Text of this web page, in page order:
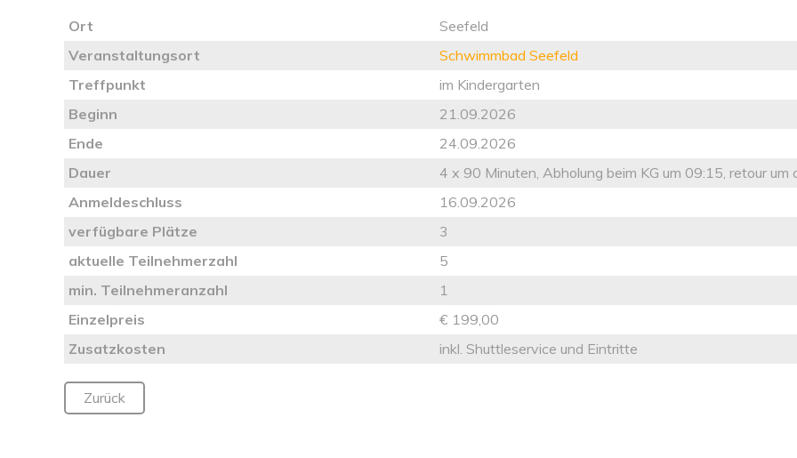
Ort
Seefeld
Veranstaltungsort
Schwimmbad Seefeld
Treffpunkt
im Kindergarten
Beginn
21.09.2026
Ende
24.09.2026
Dauer
4 x 90 Minuten, Abholung beim KG um 09:15, retour um
Anmeldeschluss
16.09.2026
verfügbare Plätze
3
aktuelle Teilnehmerzahl
5
min. Teilnehmeranzahl
1
Einzelpreis
€ 199,00
Zusatzkosten
inkl. Shuttleservice und Eintritte
Zurück